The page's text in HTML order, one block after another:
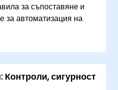
за съпоставяне и
за автоматизация на
Application с
S/4HANA.
и оптимизират
cash application.
Контроли, сигурност